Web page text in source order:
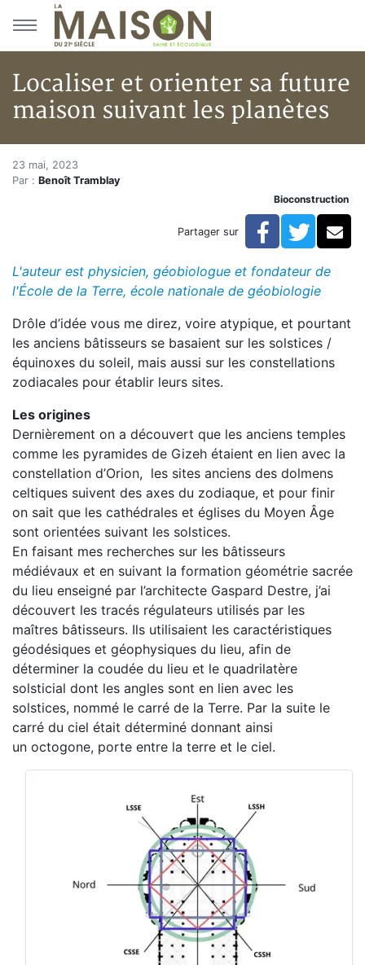
Aller au menu principal
Aller au contenu principal
Localiser et orienter sa future
maison suivant les planètes
Accueil
Articles
Localiser et orienter sa future maison suivant les
Localiser et orienter sa future
23 mai, 2023
Par : Benoît Tramblay
Bioconstruction
Partager sur Facebook
L'auteur est physicien, géobiologue et fondateur de
l'École de la Terre, école nationale de géobiologie
Drôle d’idée vous me direz, voire atypique, et pourtant
les anciens bâtisseurs se basaient sur les solstices /
équinoxes du soleil, mais aussi sur les constellations
zodiacales pour établir leurs sites.
Les origines
Dernièrement on a découvert que les anciens temples
comme les pyramides de Gizeh étaient en lien avec la
constellation d’Orion, les sites anciens des dolmens
celtiques suivent des axes du zodiaque, et pour finir
on sait que les cathédrales et églises du Moyen Âge
sont orientées suivant les solstices.
En faisant mes recherches sur les bâtisseurs
médiévaux et en suivant la formation géométrie sacrée
du lieu enseigné par l’architecte Gaspard Destre, j’ai
découvert les tracés régulateurs utilisés par les
maîtres bâtisseurs. Ils utilisaient les caractéristiques
géodésiques et géophysiques du lieu, afin de
déterminer la coudée du lieu et le quadrilatère
solsticial dont les angles sont en lien avec les
solstices, nommé le carré de la Terre. Par la suite le
carré du ciel était déterminé donnant ainsi
un octogone, porte entre la terre et le ciel.